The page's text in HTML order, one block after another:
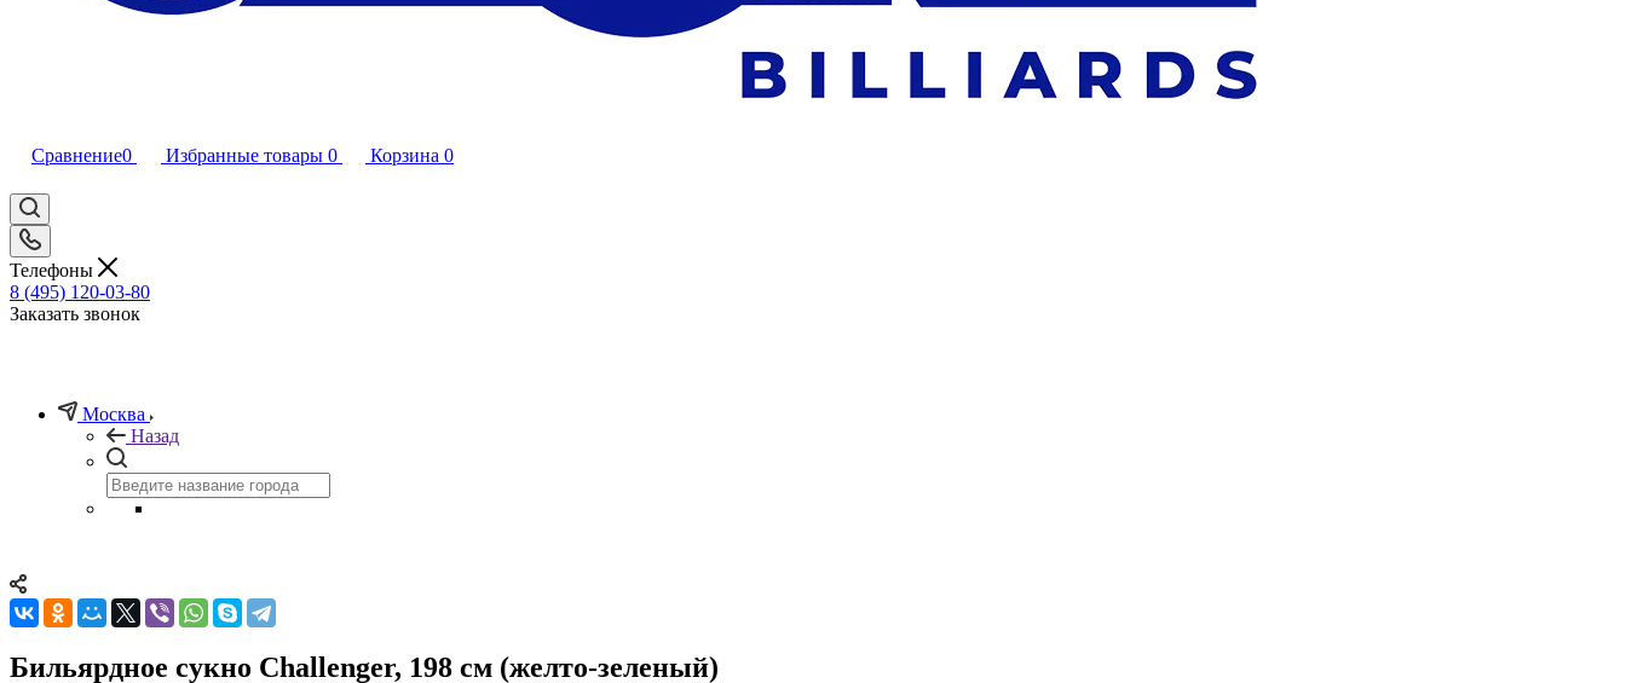
Сравнение0 Избранные товары 0 Корзина 0
Телефоны
8 (495) 120-03-80
Заказать звонок
Москва
Назад
Бильярдное сукно Challenger, 198 см (желто-зеленый)